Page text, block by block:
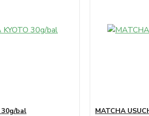
30g/bal MATCHA